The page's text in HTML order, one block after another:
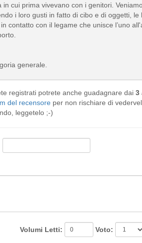
cui prima vivevano con i genitori.
i loro gusti in fatto di cibo e di oggetti,
contatto con il legame che unisce l’uno
generale.
registrati potrete anche guadagnare dai 3
del recensore per non rischiare di
leggetelo ;-)
Volumi Letti:
Voto: